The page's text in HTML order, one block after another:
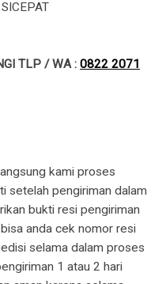
TLP / WA : 0822 2071
kami proses
setelah pengiriman dalam
bukti resi pengiriman
anda cek nomor resi
selama dalam proses
1 atau 2 hari